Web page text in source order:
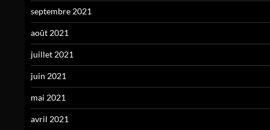
septembre 2021
août 2021
juillet 2021
juin 2021
mai 2021
avril 2021